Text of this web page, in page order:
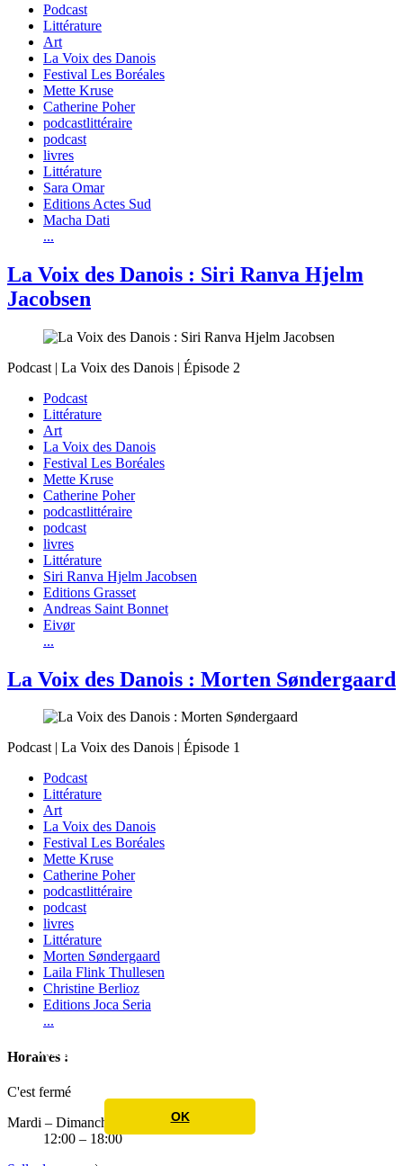
Nous utilisons des cookies pour vous offrir une
OK
Podcast
Littérature
Art
La Voix des Danois
Festival Les Boréales
Mette Kruse
Catherine Poher
podcastlittéraire
podcast
livres
Littérature
Sara Omar
Editions Actes Sud
Macha Dati
...
La Voix des Danois : Siri Ranva Hjelm
Jacobsen
Podcast | La Voix des Danois | Épisode 2
Podcast
Littérature
Art
La Voix des Danois
Festival Les Boréales
Mette Kruse
Catherine Poher
podcastlittéraire
podcast
livres
Littérature
Siri Ranva Hjelm Jacobsen
Editions Grasset
Andreas Saint Bonnet
Eivør
...
La Voix des Danois : Morten Søndergaard
Podcast | La Voix des Danois | Épisode 1
Podcast
Littérature
Art
La Voix des Danois
Festival Les Boréales
Mette Kruse
Catherine Poher
podcastlittéraire
podcast
livres
Littérature
Morten Søndergaard
Laila Flink Thullesen
Christine Berlioz
Editions Joca Seria
...
Horaires :
C'est fermé
Mardi – Dimanche
12:00 – 18:00